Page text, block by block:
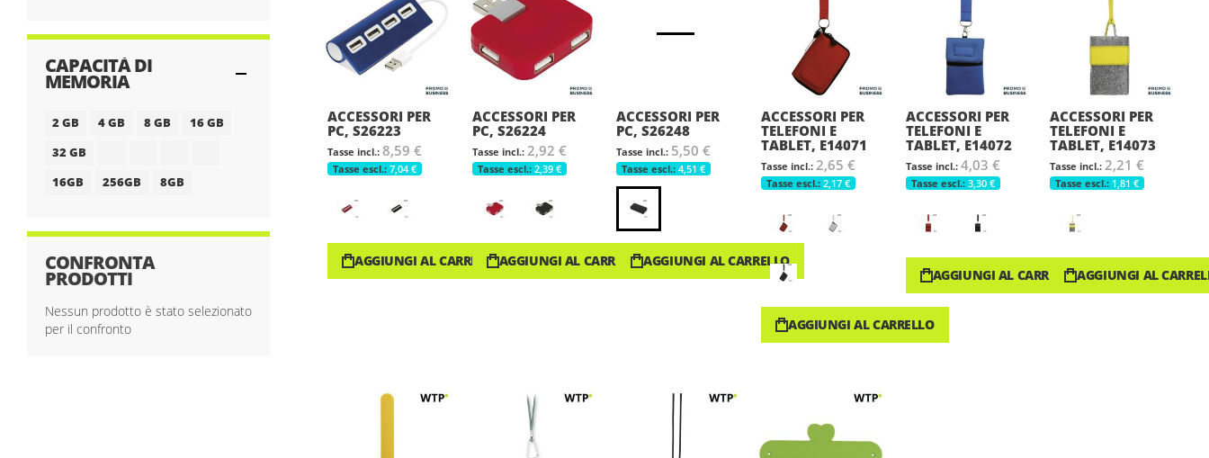
ACCESSORI PER
PC, S26223
8,59 €
7,04 €
AGGIUNGI AL CARRELLO
ACCESSORI PER
PC, S26224
2,92 €
2,39 €
AGGIUNGI AL CARRELLO
ACCESSORI PER
PC, S26248
5,50 €
4,51 €
AGGIUNGI AL CARRELLO
ACCESSORI PER
TELEFONI E
TABLET, E14071
2,65 €
2,17 €
AGGIUNGI AL CARRELLO
ACCESSORI PER
TELEFONI E
TABLET, E14072
4,03 €
3,30 €
AGGIUNGI AL CARRELLO
ACCESSORI PER
TELEFONI E
TABLET, E14073
2,21 €
1,81 €
AGGIUNGI AL
CAPACITÀ DI
MEMORIA
2 GB 4 GB 8 GB
16 GB
32 GB
16GB
256GB 8GB
CONFRONTA
PRODOTTI
Nessun prodotto è stato selezionato
per il confronto